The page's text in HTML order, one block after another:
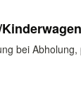
bei